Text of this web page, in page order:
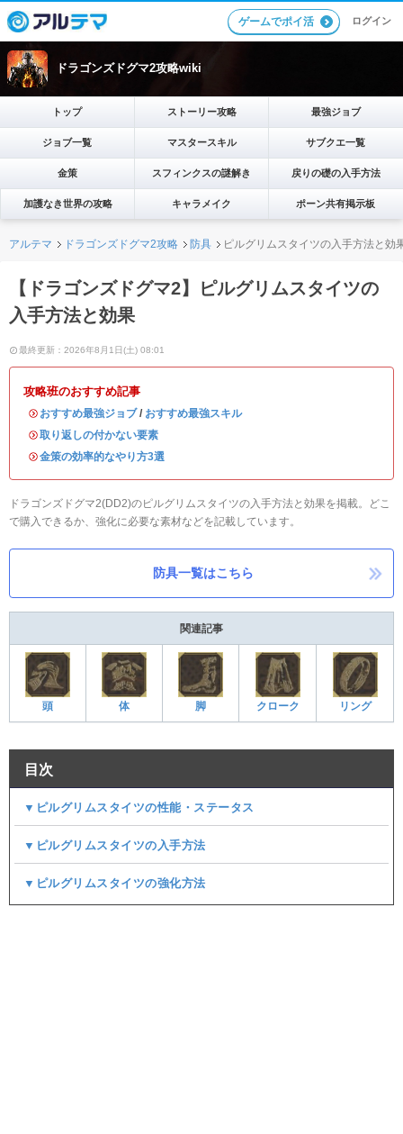
ゲームでポイ活 ログイン
ドラゴンズドグマ2攻略wiki
トップ ストーリー攻略 最強ジョブ
ジョブ一覧 マスタースキル サブクエ一覧
金策 スフィンクスの謎解き 戻りの礎の入手方法
加護なき世界の攻略 キャラメイク ポーン共有掲示板
アルテマ ドラゴンズドグマ2攻略 防具 ピルグリムスタイツの入手方法と効
【ドラゴンズドグマ2】ピルグリムスタイツの
入手方法と効果
最終更新：2026年8月1日(土) 08:01
攻略班のおすすめ記事
・ おすすめ最強ジョブ/ おすすめ最強スキル
・取り返しの付かない要素
・金策の効率的なやり方3選
ドラゴンズドグマ2(DD2)のピルグリムスタイツの入手方法と効果を掲載。どこ
で購入できるか、強化に必要な素材などを記載しています。
防具一覧はこちら
関連記事
頭 体 脚 クローク リング
目次
▼ピルグリムスタイツの性能・ステータス
▼ピルグリムスタイツの入手方法
▼ピルグリムスタイツの強化方法